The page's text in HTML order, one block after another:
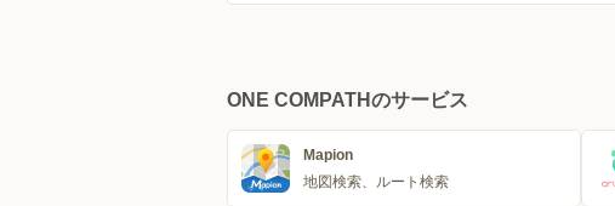
ONE COMPATHのサービス
Mapion
地図検索、ルート検索